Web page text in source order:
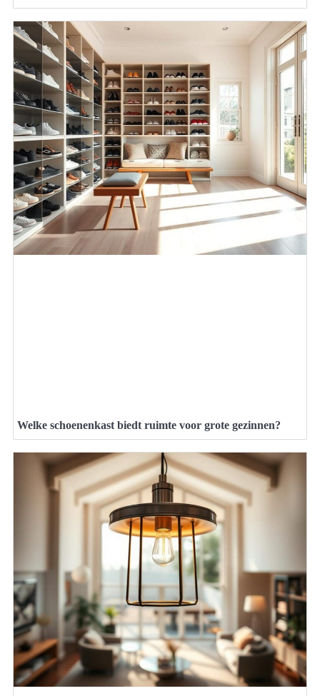
Welke schoenenkast biedt ruimte voor grote gezinnen?